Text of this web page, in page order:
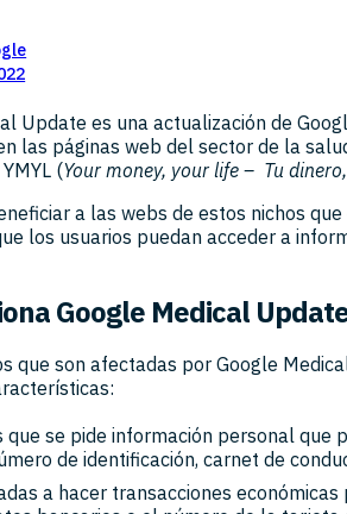
Update es una actualización de
las páginas web del sector de la
(Your money, your life – Tu
a las webs de estos nichos
los usuarios puedan acceder a
Google Medical
que son afectadas por Google
que se pide información personal que
de identificación, carnet de
a hacer transacciones